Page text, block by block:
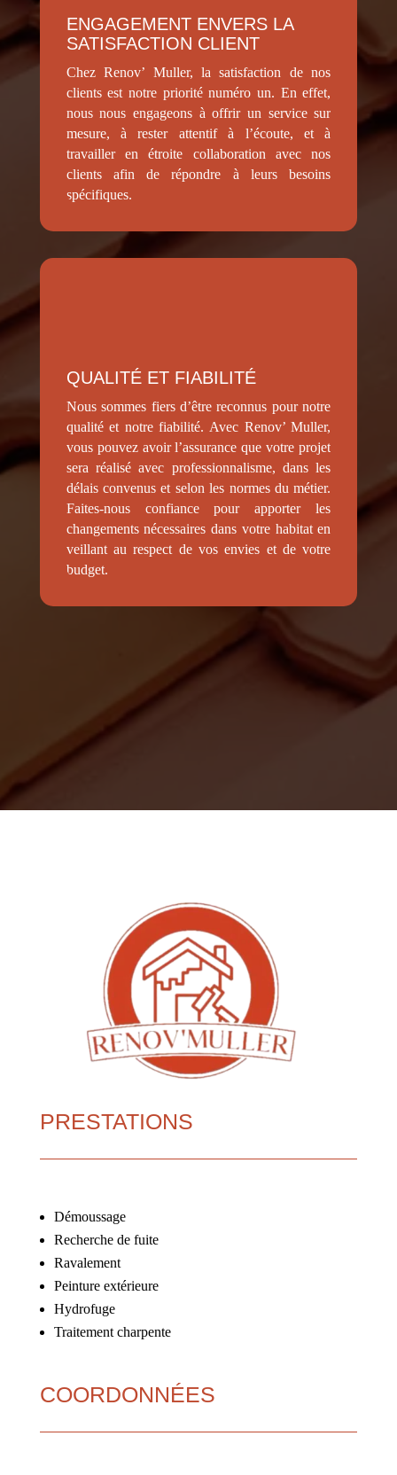
ENGAGEMENT ENVERS LA
SATISFACTION CLIENT
Chez Renov’ Muller, la satisfaction de nos
clients est notre priorité numéro un. En effet,
nous nous engageons à offrir un service sur
mesure, à rester attentif à l’écoute, et à
travailler en étroite collaboration avec nos
clients afin de répondre à leurs besoins
spécifiques.
QUALITÉ ET FIABILITÉ
Nous sommes fiers d’être reconnus pour notre
qualité et notre fiabilité. Avec Renov’ Muller,
vous pouvez avoir l’assurance que votre projet
sera réalisé avec professionnalisme, dans les
délais convenus et selon les normes du métier.
Faites-nous confiance pour apporter les
changements nécessaires dans votre habitat en
veillant au respect de vos envies et de votre
budget.
PRESTATIONS
Démoussage
Recherche de fuite
Ravalement
Peinture extérieure
Hydrofuge
Traitement charpente
COORDONNÉES